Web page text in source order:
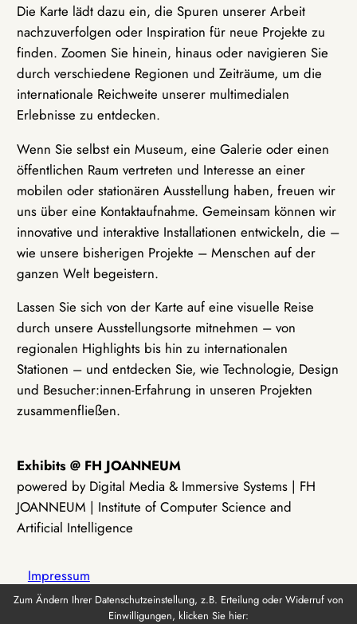
Die Karte lädt dazu ein, die Spuren unserer Arbeit
nachzuverfolgen oder Inspiration für neue Projekte zu
finden. Zoomen Sie hinein, hinaus oder navigieren Sie
durch verschiedene Regionen und Zeiträume, um die
internationale Reichweite unserer multimedialen
Erlebnisse zu entdecken.
Wenn Sie selbst ein Museum, eine Galerie oder einen
öffentlichen Raum vertreten und Interesse an einer
mobilen oder stationären Ausstellung haben, freuen wir
uns über eine Kontaktaufnahme. Gemeinsam können wir
innovative und interaktive Installationen entwickeln, die –
wie unsere bisherigen Projekte – Menschen auf der
ganzen Welt begeistern.
Lassen Sie sich von der Karte auf eine visuelle Reise
durch unsere Ausstellungsorte mitnehmen – von
regionalen Highlights bis hin zu internationalen
Stationen – und entdecken Sie, wie Technologie, Design
und Besucher:innen-Erfahrung in unseren Projekten
zusammenfließen.
Exhibits @ FH JOANNEUM
powered by Digital Media & Immersive Systems | FH
JOANNEUM | Institute of Computer Science and
Artificial Intelligence
Impressum
Zum Ändern Ihrer Datenschutzeinstellung, z.B. Erteilung oder Widerruf von
Einwilligungen, klicken Sie hier: